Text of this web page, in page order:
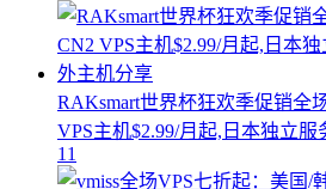
RAKsmart世界杯狂欢季促销全
VPS主机$2.99/月起,日本独立服
11